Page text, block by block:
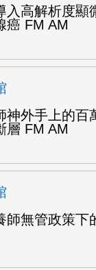
入高解析度顯
癌 FM AM
神外手上的百
層 FM AM
師無管政策下